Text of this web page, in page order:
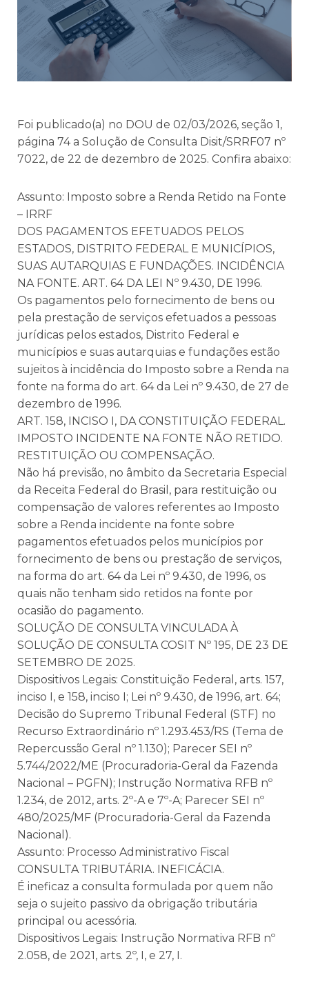
Foi publicado(a) no DOU de 02/03/2026, seção 1,
página 74 a Solução de Consulta Disit/SRRF07 nº
7022, de 22 de dezembro de 2025. Confira abaixo:
Assunto: Imposto sobre a Renda Retido na Fonte
– IRRF
DOS PAGAMENTOS EFETUADOS PELOS
ESTADOS, DISTRITO FEDERAL E MUNICÍPIOS,
SUAS AUTARQUIAS E FUNDAÇÕES. INCIDÊNCIA
NA FONTE. ART. 64 DA LEI Nº 9.430, DE 1996.
Os pagamentos pelo fornecimento de bens ou
pela prestação de serviços efetuados a pessoas
jurídicas pelos estados, Distrito Federal e
municípios e suas autarquias e fundações estão
sujeitos à incidência do Imposto sobre a Renda na
fonte na forma do art. 64 da Lei nº 9.430, de 27 de
dezembro de 1996.
ART. 158, INCISO I, DA CONSTITUIÇÃO FEDERAL.
IMPOSTO INCIDENTE NA FONTE NÃO RETIDO.
RESTITUIÇÃO OU COMPENSAÇÃO.
Não há previsão, no âmbito da Secretaria Especial
da Receita Federal do Brasil, para restituição ou
compensação de valores referentes ao Imposto
sobre a Renda incidente na fonte sobre
pagamentos efetuados pelos municípios por
fornecimento de bens ou prestação de serviços,
na forma do art. 64 da Lei nº 9.430, de 1996, os
quais não tenham sido retidos na fonte por
ocasião do pagamento.
SOLUÇÃO DE CONSULTA VINCULADA À
SOLUÇÃO DE CONSULTA COSIT Nº 195, DE 23 DE
SETEMBRO DE 2025.
Dispositivos Legais: Constituição Federal, arts. 157,
inciso I, e 158, inciso I; Lei nº 9.430, de 1996, art. 64;
Decisão do Supremo Tribunal Federal (STF) no
Recurso Extraordinário nº 1.293.453/RS (Tema de
Repercussão Geral nº 1.130); Parecer SEI nº
5.744/2022/ME (Procuradoria-Geral da Fazenda
Nacional – PGFN); Instrução Normativa RFB nº
1.234, de 2012, arts. 2º-A e 7º-A; Parecer SEI nº
480/2025/MF (Procuradoria-Geral da Fazenda
Nacional).
Assunto: Processo Administrativo Fiscal
CONSULTA TRIBUTÁRIA. INEFICÁCIA.
É ineficaz a consulta formulada por quem não
seja o sujeito passivo da obrigação tributária
principal ou acessória.
Dispositivos Legais: Instrução Normativa RFB nº
2.058, de 2021, arts. 2º, I, e 27, I.